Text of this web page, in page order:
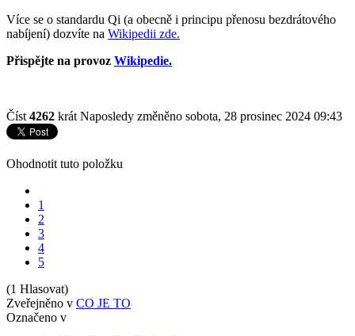
Více se o standardu Qi (a obecně i principu přenosu bezdrátového
nabíjení) dozvíte na Wikipedii zde.
Přispějte na provoz Wikipedie.
Číst 4262 krát Naposledy změněno sobota, 28 prosinec 2024 09:43
Ohodnotit tuto položku
1
2
3
4
5
(1 Hlasovat)
Zveřejněno v CO JE TO
Označeno v